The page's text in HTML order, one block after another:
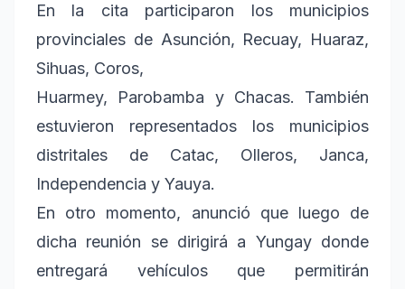
En la cita participaron los municipios
provinciales de Asunción, Recuay, Huaraz,
Sihuas, Coros,
Huarmey, Parobamba y Chacas. También
estuvieron representados los municipios
distritales de Catac, Olleros, Janca,
Independencia y Yauya.
En otro momento, anunció que luego de
dicha reunión se dirigirá a Yungay donde
entregará vehículos que permitirán